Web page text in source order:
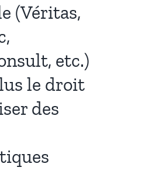
(Véritas,
etc.)
le droit
des